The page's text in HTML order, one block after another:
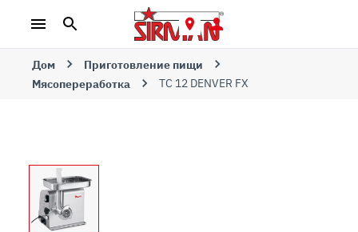
Дом
Приготовление пищи
Мясопереработка
TC 12 DENVER FX